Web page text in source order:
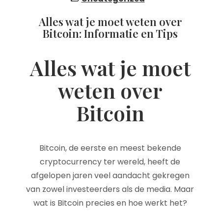
Alles wat je moet weten over
Bitcoin: Informatie en Tips
Alles wat je moet
weten over
Bitcoin
Bitcoin, de eerste en meest bekende
cryptocurrency ter wereld, heeft de
afgelopen jaren veel aandacht gekregen
van zowel investeerders als de media. Maar
wat is Bitcoin precies en hoe werkt het?